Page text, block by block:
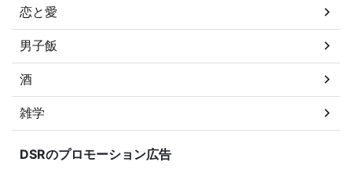
恋と愛
男子飯
酒
雑学
DSRのプロモーション広告